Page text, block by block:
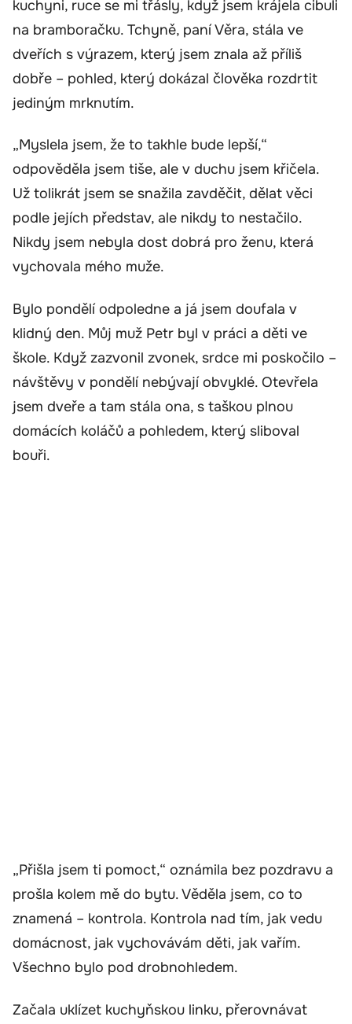
kuchyni, ruce se mi třásly, když jsem krájela cibuli
na bramboračku. Tchyně, paní Věra, stála ve
dveřích s výrazem, který jsem znala až příliš
dobře – pohled, který dokázal člověka rozdrtit
jediným mrknutím.
„Myslela jsem, že to takhle bude lepší,“
odpověděla jsem tiše, ale v duchu jsem křičela.
Už tolikrát jsem se snažila zavděčit, dělat věci
podle jejích představ, ale nikdy to nestačilo.
Nikdy jsem nebyla dost dobrá pro ženu, která
vychovala mého muže.
Bylo pondělí odpoledne a já jsem doufala v
klidný den. Můj muž Petr byl v práci a děti ve
škole. Když zazvonil zvonek, srdce mi poskočilo –
návštěvy v pondělí nebývají obvyklé. Otevřela
jsem dveře a tam stála ona, s taškou plnou
domácích koláčů a pohledem, který sliboval
bouři.
„Přišla jsem ti pomoct,“ oznámila bez pozdravu a
prošla kolem mě do bytu. Věděla jsem, co to
znamená – kontrola. Kontrola nad tím, jak vedu
domácnost, jak vychovávám děti, jak vařím.
Všechno bylo pod drobnohledem.
Začala uklízet kuchyňskou linku, přerovnávat